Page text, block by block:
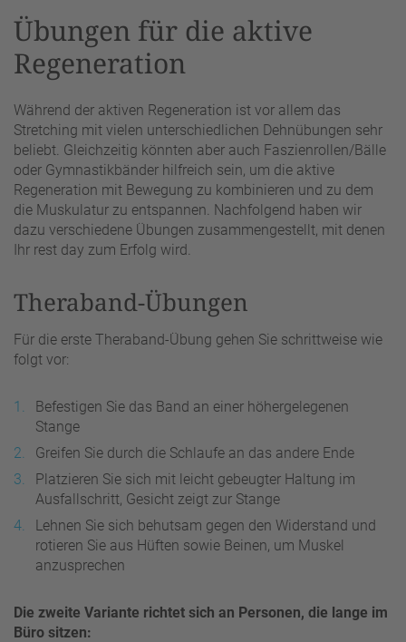
Mehr Informationen
Akzeptieren
powered byUsercentrics Consent
Management Platform &eRecht24
Übungen für die aktive
Regeneration
Während der aktiven Regeneration ist vor allem das
Stretching mit vielen unterschiedlichen Dehnübungen sehr
beliebt. Gleichzeitig könnten aber auch Faszienrollen/Bälle
oder Gymnastikbänder hilfreich sein, um die aktive
Regeneration mit Bewegung zu kombinieren und zu dem
die Muskulatur zu entspannen. Nachfolgend haben wir
dazu verschiedene Übungen zusammengestellt, mit denen
Ihr rest day zum Erfolg wird.
Theraband-Übungen
Für die erste Theraband-Übung gehen Sie schrittweise wie
folgt vor:
Befestigen Sie das Band an einer höhergelegenen
Stange
Greifen Sie durch die Schlaufe an das andere Ende
Platzieren Sie sich mit leicht gebeugter Haltung im
Ausfallschritt, Gesicht zeigt zur Stange
Lehnen Sie sich behutsam gegen den Widerstand und
rotieren Sie aus Hüften sowie Beinen, um Muskel
anzusprechen
Die zweite Variante richtet sich an Personen, die lange im
Büro sitzen: